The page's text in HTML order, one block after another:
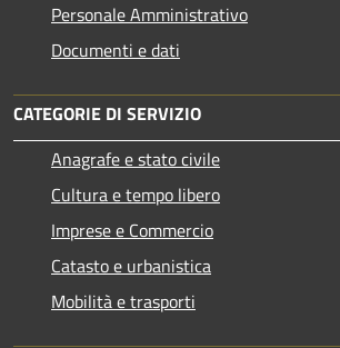
Personale Amministrativo
Documenti e dati
CATEGORIE DI SERVIZIO
Anagrafe e stato civile
Cultura e tempo libero
Imprese e Commercio
Catasto e urbanistica
Mobilità e trasporti